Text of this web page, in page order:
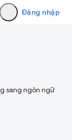
Đăng nhập
sang ngôn ngữ